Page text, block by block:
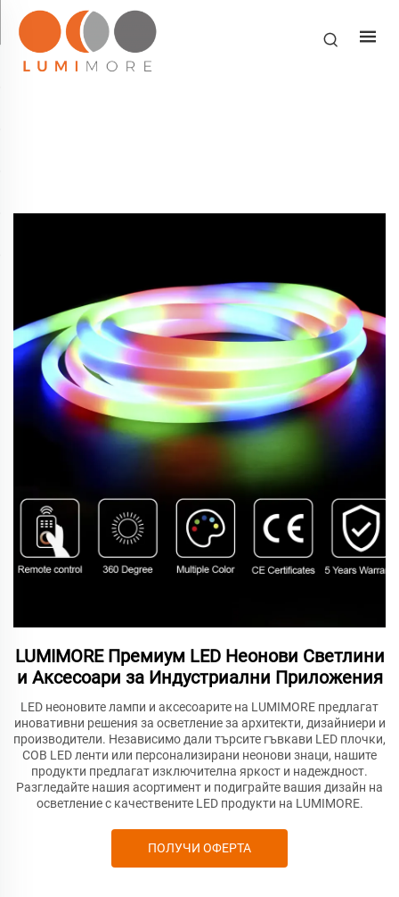
LUMIMORE Премиум LED Неонови Светлини
и Аксесоари за Индустриални Приложения
LED неоновите лампи и аксесоарите на LUMIMORE предлагат
иновативни решения за осветление за архитекти, дизайниери и
производители. Независимо дали търсите гъвкави LED плочки,
COB LED ленти или персонализирани неонови знаци, нашите
продукти предлагат изключителна яркост и надеждност.
Разгледайте нашия асортимент и подиграйте вашия дизайн на
осветление с качествените LED продукти на LUMIMORE.
ПОЛУЧИ ОФЕРТА